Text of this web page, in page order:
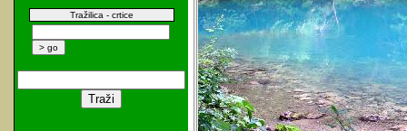
Tražilica - crtice